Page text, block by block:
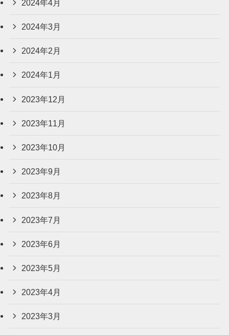
2024年4月
2024年3月
2024年2月
2024年1月
2023年12月
2023年11月
2023年10月
2023年9月
2023年8月
2023年7月
2023年6月
2023年5月
2023年4月
2023年3月